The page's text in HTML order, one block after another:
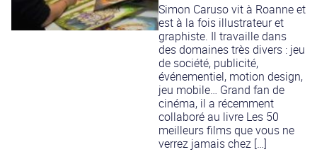
Simon Caruso vit à Roanne et
est à la fois illustrateur et
graphiste. Il travaille dans
des domaines très divers : jeu
de société, publicité,
événementiel, motion design,
jeu mobile… Grand fan de
cinéma, il a récemment
collaboré au livre Les 50
meilleurs films que vous ne
verrez jamais chez […]